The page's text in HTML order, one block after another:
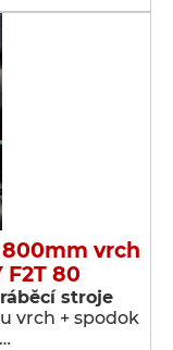
vrch
F2T 80
stroje
vrch + spodok